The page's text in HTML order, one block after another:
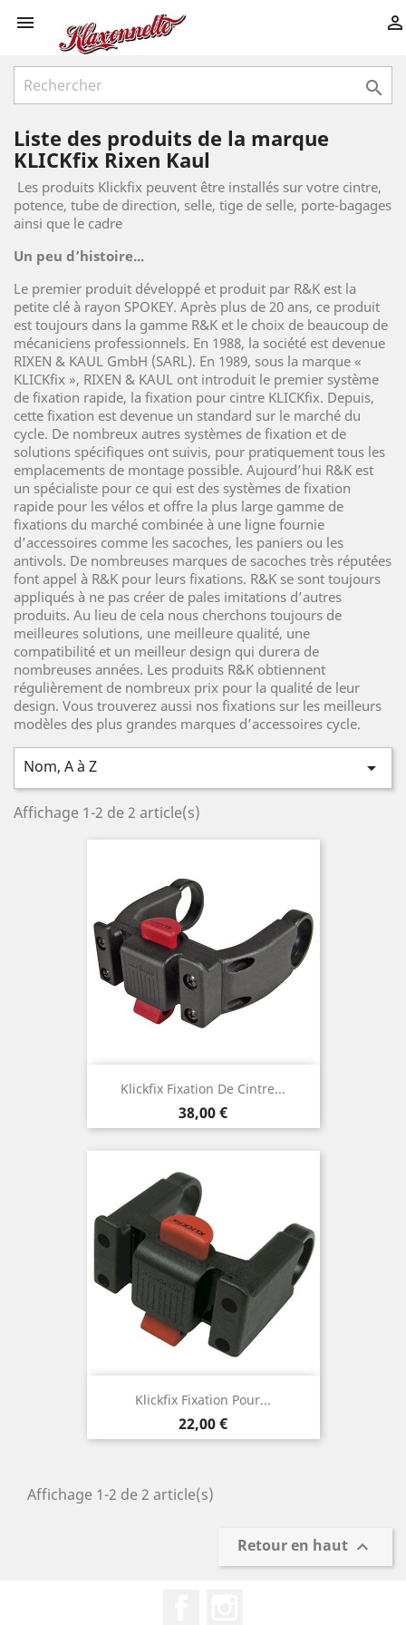
 

Liste des produits de la marque
KLICKfix Rixen Kaul
Les produits Klickfix peuvent être installés sur votre cintre,
potence, tube de direction, selle, tige de selle, porte-bagages
ainsi que le cadre
Un peu d’histoire...
Le premier produit développé et produit par R&K est la
petite clé à rayon SPOKEY. Après plus de 20 ans, ce produit
est toujours dans la gamme R&K et le choix de beaucoup de
mécaniciens professionnels. En 1988, la société est devenue
RIXEN & KAUL GmbH (SARL). En 1989, sous la marque «
KLICKfix », RIXEN & KAUL ont introduit le premier système
de fixation rapide, la fixation pour cintre KLICKfix. Depuis,
cette fixation est devenue un standard sur le marché du
cycle. De nombreux autres systèmes de fixation et de
solutions spécifiques ont suivis, pour pratiquement tous les
emplacements de montage possible. Aujourd’hui R&K est
un spécialiste pour ce qui est des systèmes de fixation
rapide pour les vélos et offre la plus large gamme de
fixations du marché combinée à une ligne fournie
d’accessoires comme les sacoches, les paniers ou les
antivols. De nombreuses marques de sacoches très réputées
font appel à R&K pour leurs fixations. R&K se sont toujours
appliqués à ne pas créer de pales imitations d’autres
produits. Au lieu de cela nous cherchons toujours de
meilleures solutions, une meilleure qualité, une
compatibilité et un meilleur design qui durera de
nombreuses années. Les produits R&K obtiennent
régulièrement de nombreux prix pour la qualité de leur
design. Vous trouverez aussi nos fixations sur les meilleurs
modèles des plus grandes marques d’accessoires cycle.
Nom, A à Z 
Affichage 1-2 de 2 article(s)
Klickfix Fixation De Cintre...
Prix
38,00 €
Klickfix Fixation Pour...
Prix
22,00 €
Affichage 1-2 de 2 article(s)
Retour en haut 